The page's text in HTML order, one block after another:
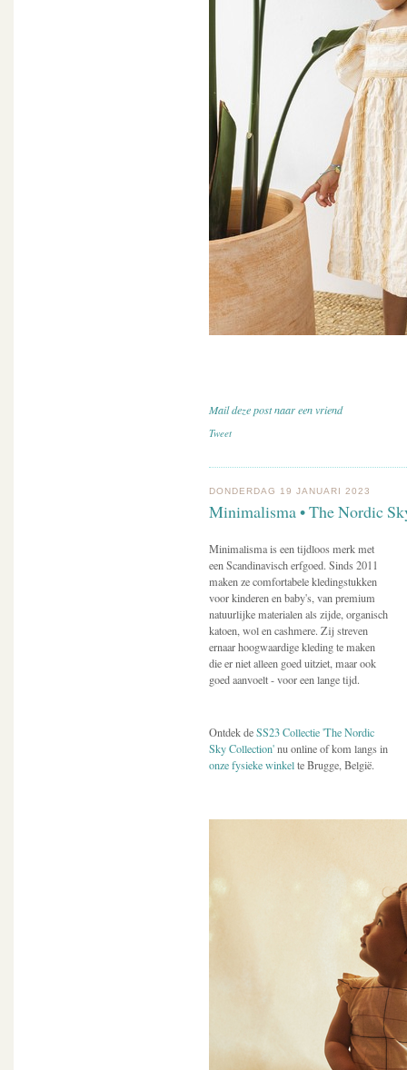
Mail deze post naar een vriend
Tweet
DONDERDAG 19 JANUARI 2023
Minimalisma • The Nordic
Minimalisma is een tijdloos merk met
een Scandinavisch erfgoed. Sinds 2011
maken ze comfortabele kledingstukken
voor kinderen en baby's, van premium
natuurlijke materialen als zijde, organisch
katoen, wol en cashmere. Zij streven
ernaar hoogwaardige kleding te maken
die er niet alleen goed uitziet, maar ook
goed aanvoelt - voor een lange tijd.
Ontdek deSS23 Collectie 'The Nordic
Sky Collection'nu online of kom langs in
onze fysieke winkelte Brugge, België.